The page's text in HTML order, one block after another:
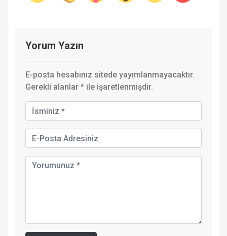
Yorum Yazın
E-posta hesabınız sitede yayımlanmayacaktır.
Gerekli alanlar * ile işaretlenmişdir.